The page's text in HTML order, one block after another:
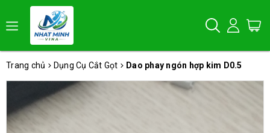
Trang chủ Dụng Cụ Cắt Gọt Dao phay ngón hợp kim D0.5